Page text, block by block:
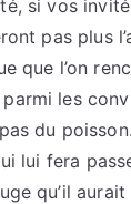
si vos
pas plus
que l’on
les
du
lui fera
qu’il